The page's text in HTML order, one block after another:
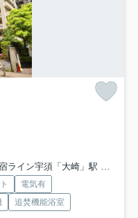
イン宇須「大崎」駅 徒歩5分
電気有
追焚機能浴室